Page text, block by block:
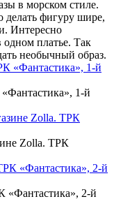
в морском стиле.
делать фигуру шире,
Интересно
одном платье. Так
необычный образ.
1-й
Zolla. ТРК
«Фантастика», 2-й